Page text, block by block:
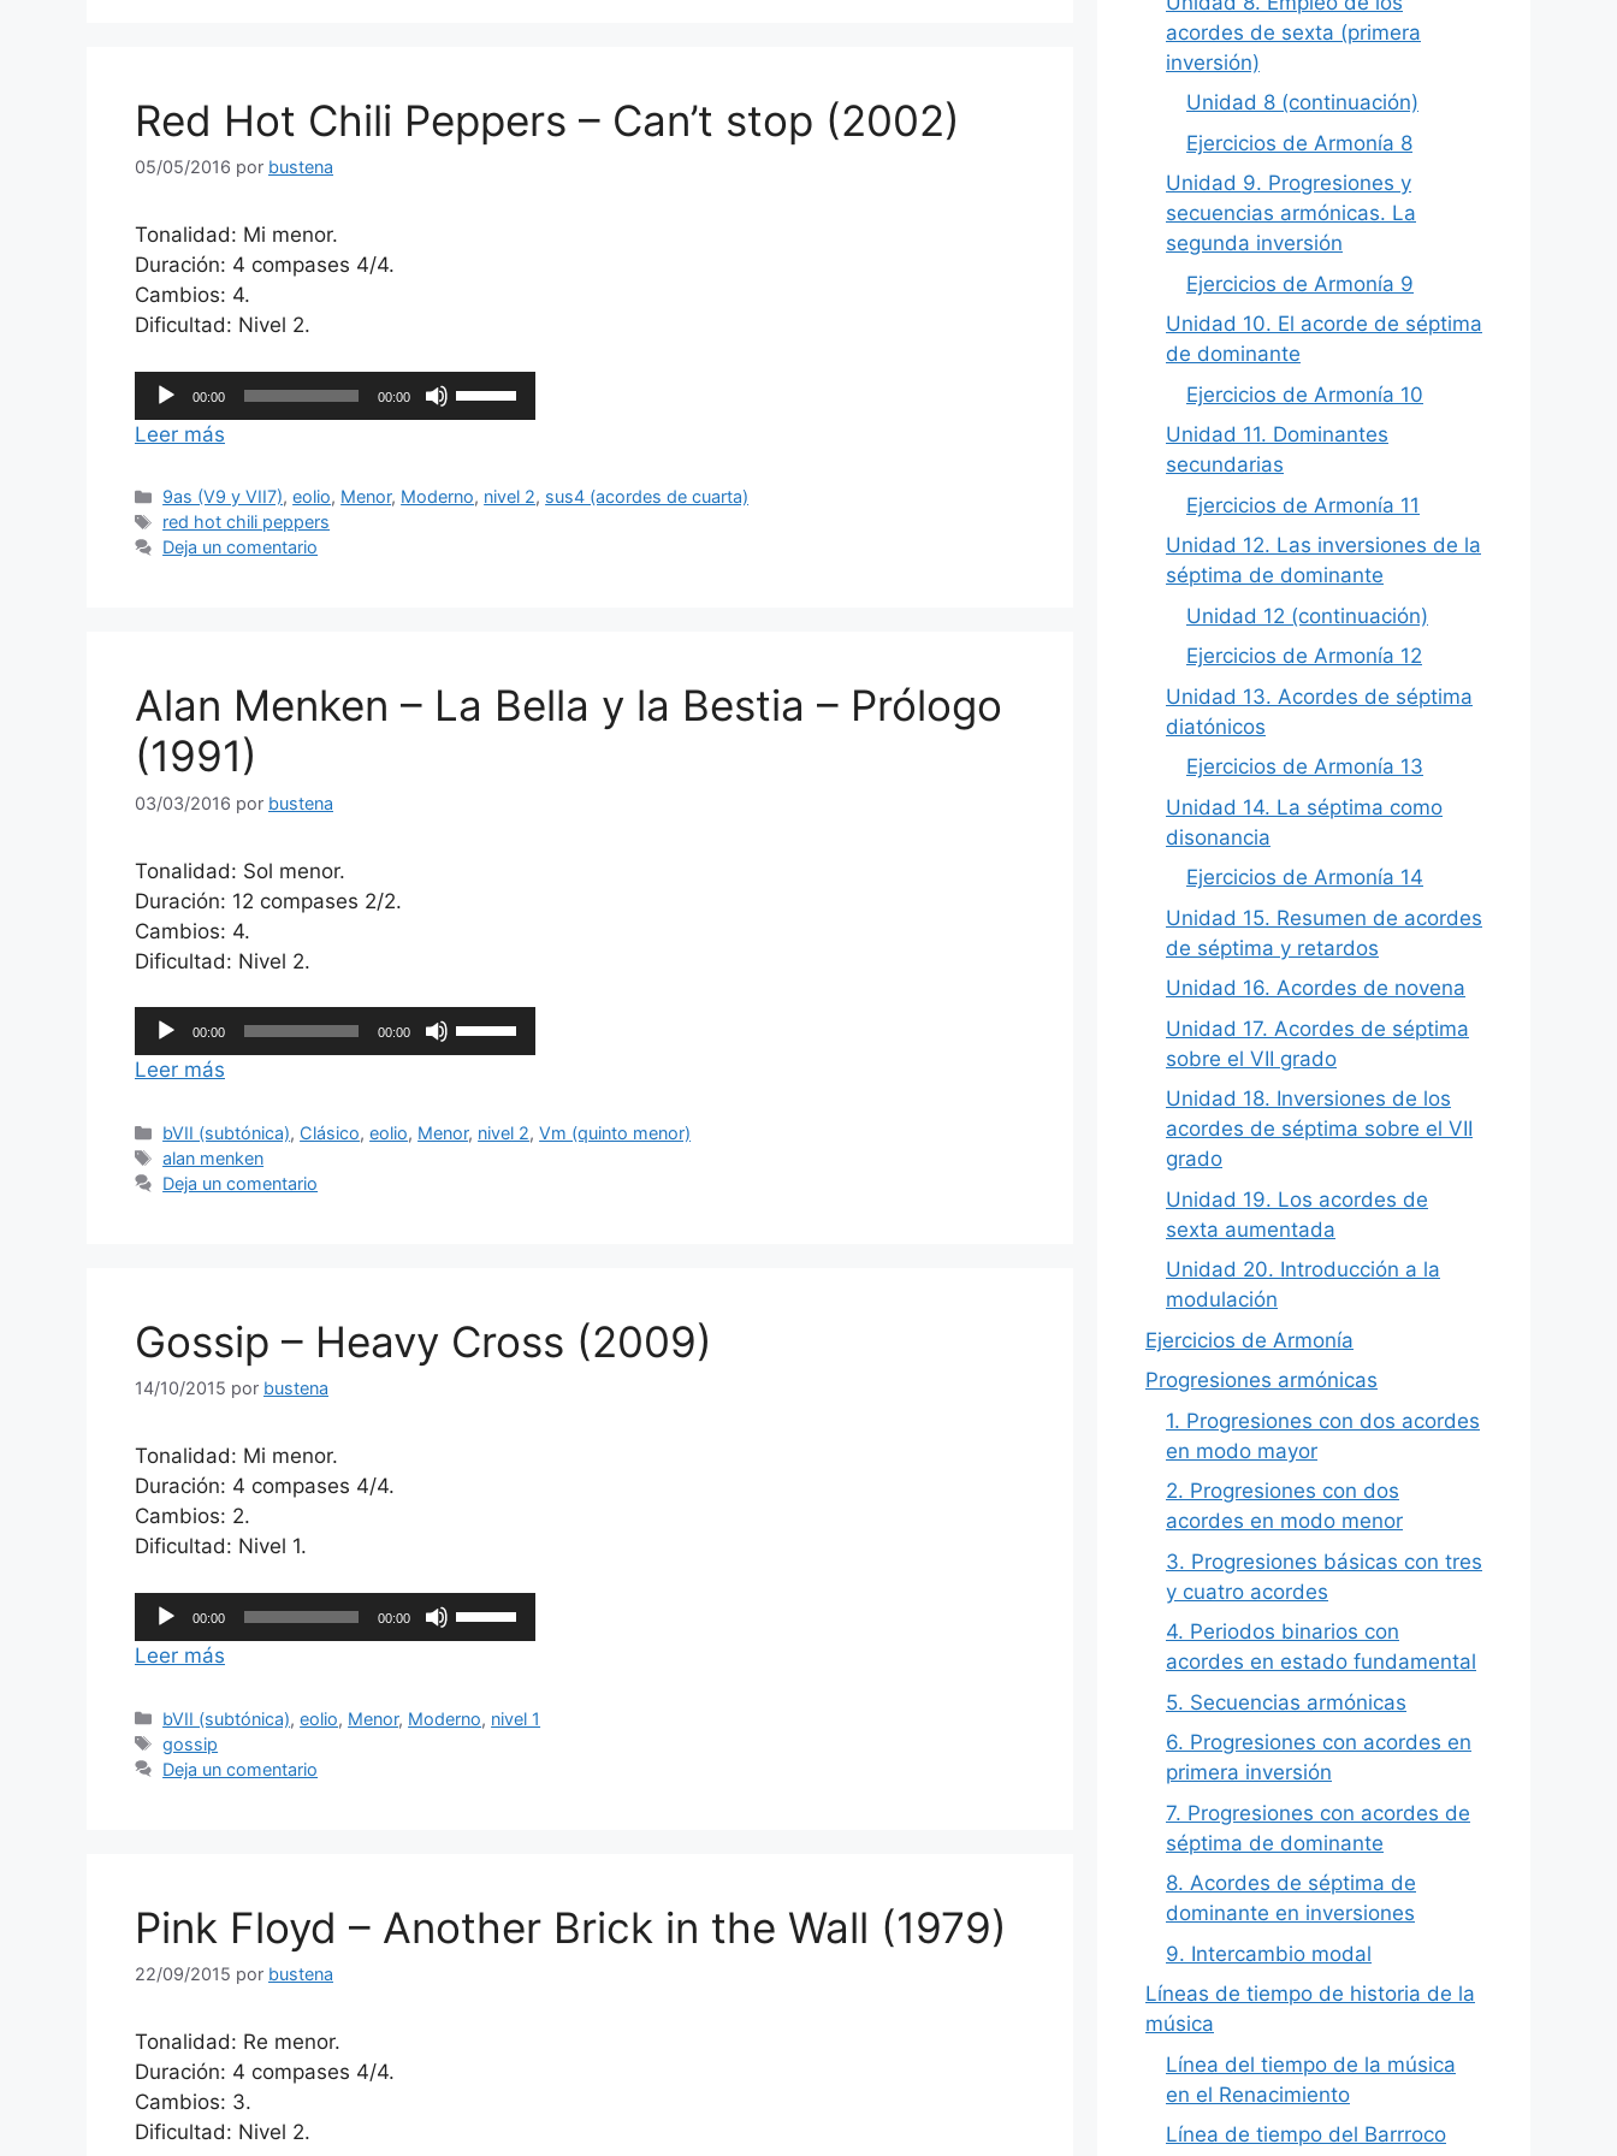
Red Hot Chili Peppers – Can’t stop (2002)
05/05/2016 por bustena
Tonalidad: Mi menor.
Duración: 4 compases 4/4.
Cambios: 4.
Dificultad: Nivel 2.
Reproductor
de
audio
00:00 00:00
las
flecha
volumen.
Leer más
Categorías
9as (V9 y VII7),eolio, Menor, Moderno, nivel 2, sus4 (acordes de cuarta)
Etiquetas
red hot chili peppers
Deja un comentario
Alan Menken – La Bella y la Bestia – Prólogo
(1991)
03/03/2016 por bustena
Tonalidad: Sol menor.
Duración: 12 compases 2/2.
Cambios: 4.
Dificultad: Nivel 2.
Reproductor
de
audio
00:00 00:00
Utiliza
las
flecha
el
volumen.
Leer más
Categorías
bVII (subtónica), Clásico,eolio, Menor, nivel 2,Vm (quinto menor)
Etiquetas
alan menken
Deja un comentario
Gossip – Heavy Cross (2009)
14/10/2015 por bustena
Tonalidad: Mi menor.
Duración: 4 compases 4/4.
Cambios: 2.
Dificultad: Nivel 1.
Reproductor
de
audio
00:00 00:00
las
flecha
volumen.
Leer más
Categorías
bVII (subtónica),eolio, Menor, Moderno, nivel 1
Etiquetas
gossip
Deja un comentario
Pink Floyd – Another Brick in the Wall (1979)
22/09/2015 por bustena
Tonalidad: Re menor.
Duración: 4 compases 4/4.
Cambios: 3.
Dificultad: Nivel 2.
acordes de sexta (primera
inversión)
Unidad 8 (continuación)
Ejercicios de Armonía 8
Unidad 9. Progresiones y
secuencias armónicas. La
segunda inversión
Ejercicios de Armonía 9
Unidad 10. El acorde de séptima
de dominante
Ejercicios de Armonía 10
Unidad 11. Dominantes
secundarias
Ejercicios de Armonía 11
Unidad 12. Las inversiones de la
séptima de dominante
Unidad 12 (continuación)
Ejercicios de Armonía 12
Unidad 13. Acordes de séptima
diatónicos
Ejercicios de Armonía 13
Unidad 14. La séptima como
disonancia
Ejercicios de Armonía 14
Unidad 15. Resumen de acordes
de séptima y retardos
Unidad 16. Acordes de novena
Unidad 17. Acordes de séptima
sobre el VII grado
Unidad 18. Inversiones de los
acordes de séptima sobre el VII
grado
Unidad 19. Los acordes de
sexta aumentada
Unidad 20. Introducción a la
modulación
Ejercicios de Armonía
Progresiones armónicas
1. Progresiones con dos acordes
en modo mayor
2. Progresiones con dos
acordes en modo menor
3. Progresiones básicas con tres
y cuatro acordes
4. Periodos binarios con
acordes en estado fundamental
5. Secuencias armónicas
6. Progresiones con acordes en
primera inversión
7. Progresiones con acordes de
séptima de dominante
8. Acordes de séptima de
dominante en inversiones
9. Intercambio modal
Líneas de tiempo de historia de la
música
Línea del tiempo de la música
en el Renacimiento
Línea de tiempo del Barrroco